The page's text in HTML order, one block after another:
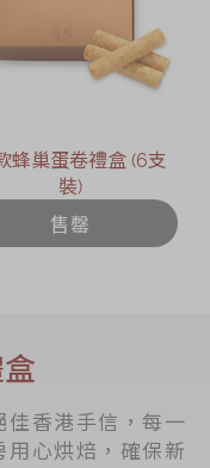
蜂巢蛋卷禮盒 (6支
裝)
售罄
佳香港手信，每一
心烘焙，確保新